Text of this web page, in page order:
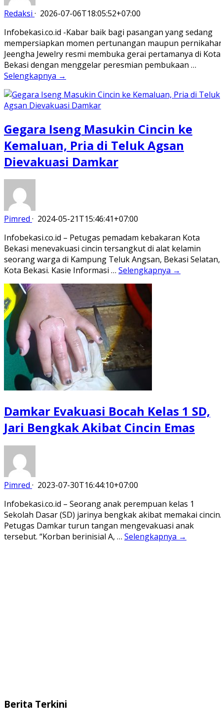
Redaksi · 2026-07-06T18:05:52+07:00
Infobekasi.co.id -Kabar baik bagi pasangan yang sedang
mempersiapkan momen pertunangan maupun
Jeengha Jewelry resmi membuka gerai pertamanya di Kota
Bekasi dengan menggelar peresmian pembukaan …
Selengkapnya →
Gegara Iseng Masukin Cincin ke
Kemaluan, Pria di Teluk Agsan
Dievakuasi Damkar
Pimred · 2024-05-21T15:46:41+07:00
Infobekasi.co.id – Petugas pemadam kebakaran Kota
Bekasi menevakuasi cincin tersangkut di alat kelamin
seorang warga di Kampung Teluk Angsan, Bekasi Selatan,
Kota Bekasi. Kasie Informasi … Selengkapnya →
Damkar Evakuasi Bocah Kelas 1 SD,
Jari Bengkak Akibat Cincin Emas
Pimred · 2023-07-30T16:44:10+07:00
Infobekasi.co.id – Seorang anak perempuan kelas 1
Sekolah Dasar (SD) jarinya bengkak akibat memakai cincin.
Petugas Damkar turun tangan mengevakuasi anak
tersebut. “Korban berinisial A, … Selengkapnya →
Berita Terkini